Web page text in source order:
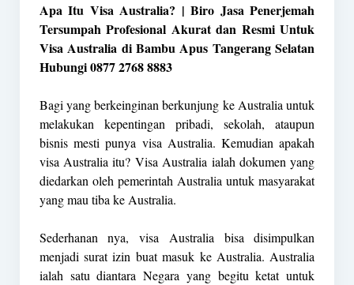
Apa Itu Visa Australia? | Biro Jasa Penerjemah
Tersumpah Profesional Akurat dan Resmi Untuk
Visa Australia di Bambu Apus Tangerang Selatan
Hubungi 0877 2768 8883
Bagi yang berkeinginan berkunjung ke Australia untuk
melakukan kepentingan pribadi, sekolah, ataupun
bisnis mesti punya visa Australia. Kemudian apakah
visa Australia itu? Visa Australia ialah dokumen yang
diedarkan oleh pemerintah Australia untuk masyarakat
yang mau tiba ke Australia.
Sederhanan nya, visa Australia bisa disimpulkan
menjadi surat izin buat masuk ke Australia. Australia
ialah satu diantara Negara yang begitu ketat untuk